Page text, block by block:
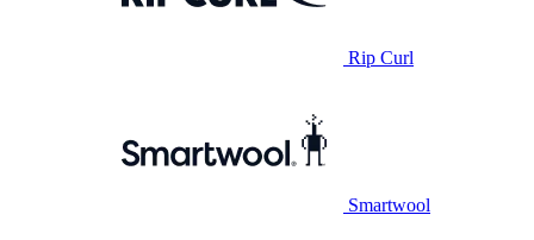
Rip Curl
Smartwool